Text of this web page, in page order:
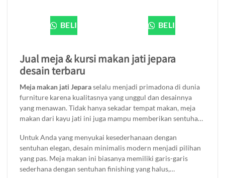
BELI BELI
Jual meja & kursi makan jati jepara
desain terbaru
Meja makan jati Jeparaselalu menjadi primadona di dunia
furniture karena kualitasnya yang unggul dan desainnya
yang menawan. Tidak hanya sekadar tempat makan, meja
makan dari kayu jati ini juga mampu memberikan sentuhan
minimalis modern hingga klasik mewah, meja makan jati
Jepara menawarkan keindahan yang tak lekang oleh waktu.
Untuk Anda yang menyukai kesederhanaan dengan
sentuhan elegan, desain minimalis modern menjadi pilihan
yang pas. Meja makan ini biasanya memiliki garis-garis
sederhana dengan sentuhan finishing yang halus,